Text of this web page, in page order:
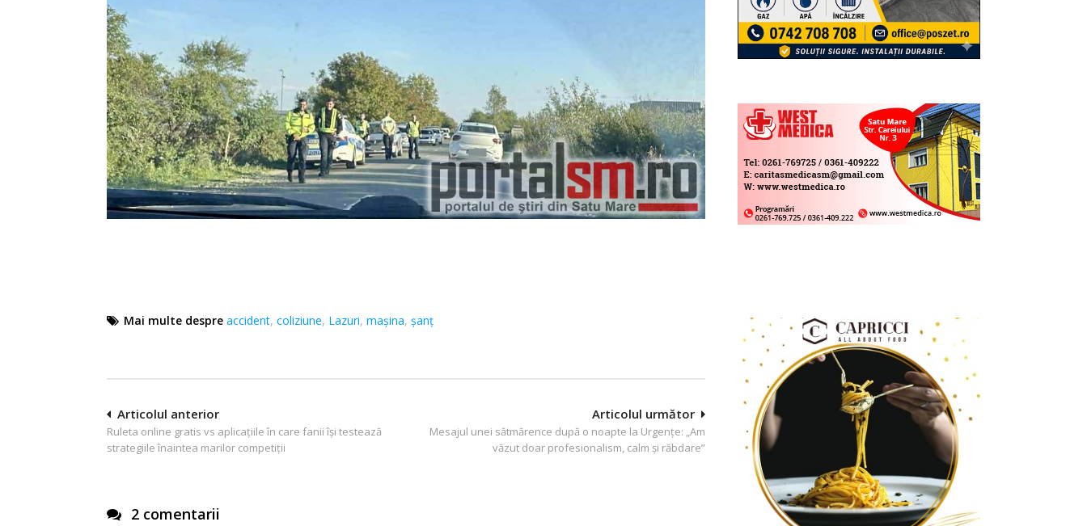
Mai multe despre accident, coliziune, Lazuri, mașina, șanț
Navigare
în
Articolul următor
Mesajul unei sătmărence după o noapte la Urgențe: „Am
văzut doar profesionalism, calm și răbdare”
Articolul anterior
Ruleta online gratis vs aplicațiile în care fanii își testează
strategiile înaintea marilor competiții
2 comentarii